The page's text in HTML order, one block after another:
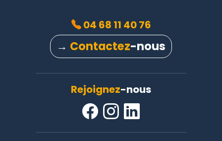
Rejoignez-nous
04 68 11 40 76
→ Contactez-nous